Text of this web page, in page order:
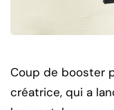
Coup de booster
créatrice, qui a